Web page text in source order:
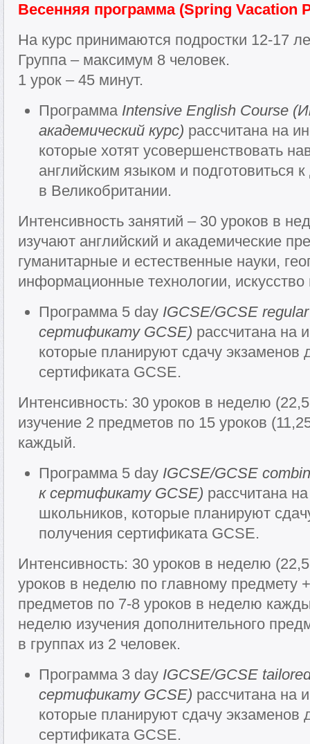
Весенняя программа (Spring Vacation
На курс принимаются подростки 12-17
Группа – максимум 8 человек.
1 урок – 45 минут.
Программа Intensive English Course
академический курс) рассчитана на
которые хотят усовершенствовать
английским языком и подготовиться
в Великобритании.
Интенсивность занятий – 30 уроков в
изучают английский и академические
гуманитарные и естественные науки,
информационные технологии,
Программа 5 day IGCSE/GCSE
сертификату GCSE) рассчитана на
которые планируют сдачу экзаменов
сертификата GCSE.
Интенсивность: 30 уроков в неделю
изучение 2 предметов по 15 уроков
каждый.
Программа 5 day IGCSE/GCSE
к сертификату GCSE) рассчитана
школьников, которые планируют
получения сертификата GCSE.
Интенсивность: 30 уроков в неделю
уроков в неделю по главному
предметов по 7-8 уроков в неделю
неделю изучения дополнительного
в группах из 2 человек.
Программа 3 day IGCSE/GCSE
сертификату GCSE) рассчитана на
которые планируют сдачу экзаменов
сертификата GCSE.